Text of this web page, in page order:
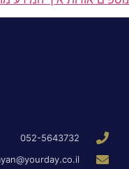
052-5643732